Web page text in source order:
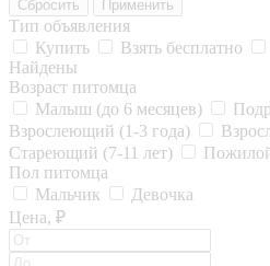
Сбросить Применить
Тип объявления
Купить
Взять бесплатно
Найдены
Возраст питомца
Малыш (до 6 месяцев)
Взрослеющий (1-3 года)
Стареющий (7-11 лет)
Пол питомца
Мальчик
Девочка
Цена, ₽